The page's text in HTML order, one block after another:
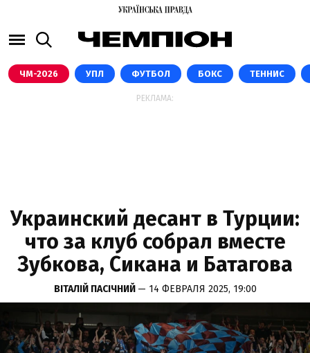
ЧМ-2026 УПЛ ФУТБОЛ БОКС ТЕННИС
РЕКЛАМА:
Украинский десант в Турции:
что за клуб собрал вместе
Зубкова, Сикана и Батагова
ВІТАЛІЙ ПАСІЧНИЙ — 14 ФЕВРАЛЯ 2025, 19:00